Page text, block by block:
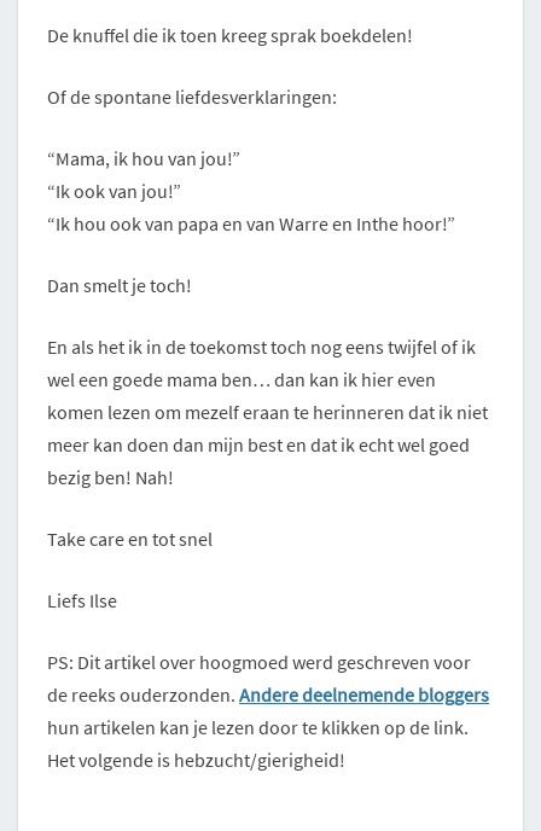
De knuffel die ik toen kreeg sprak boekdelen!
Of de spontane liefdesverklaringen:
“Mama, ik hou van jou!”
“Ik ook van jou!”
“Ik hou ook van papa en van Warre en Inthe hoor!”
Dan smelt je toch!
En als het ik in de toekomst toch nog eens twijfel of ik
wel een goede mama ben… dan kan ik hier even
komen lezen om mezelf eraan te herinneren dat ik niet
meer kan doen dan mijn best en dat ik echt wel goed
bezig ben! Nah!
Take care en tot snel
Liefs Ilse
PS: Dit artikel over hoogmoed werd geschreven voor
de reeks ouderzonden. Andere deelnemende bloggers
hun artikelen kan je lezen door te klikken op de link.
Het volgende is hebzucht/gierigheid!